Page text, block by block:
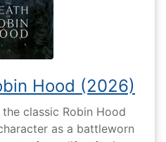
Hood (2026)
classic Robin Hood
as a battleworn